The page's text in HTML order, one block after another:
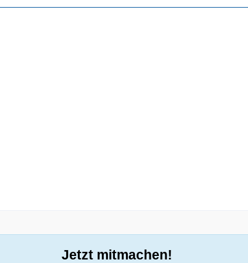
Jetzt mitmachen!